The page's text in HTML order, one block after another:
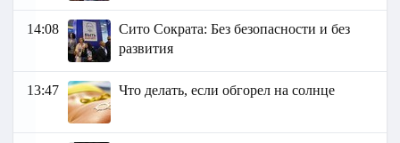
14:08
Сито Сократа: Без безопасности и без
развития
13:47 Что делать, если обгорел на солнце